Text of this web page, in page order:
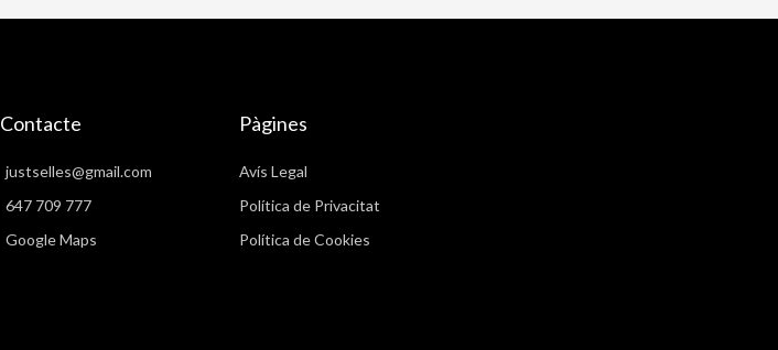
Contacte
justselles@gmail.com
647 709 777
Google Maps
Pàgines
Avís Legal
Política de Privacitat
Política de Cookies